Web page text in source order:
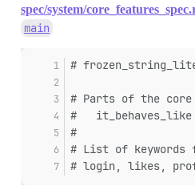
spec/system/
main
#
# Parts of the core
#
#
# List of keywords
# login, likes,